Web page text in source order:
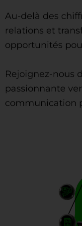
Au-delà des
relations et
opportunités
Rejoignez-nous
passionnante
communication